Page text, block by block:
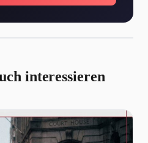
interessieren